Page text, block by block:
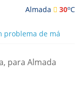
Almada 30oC
problema de má
Amarela
cultural entre
de Agosto
para Almada